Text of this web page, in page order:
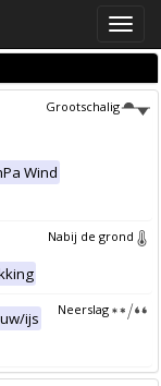
Toggle
Grootschalig
Wind
Nabij de grond
Neerslag
ijs